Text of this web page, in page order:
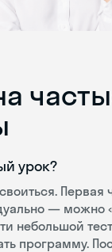
урок?
Первая
— можно
небольшой
программу.